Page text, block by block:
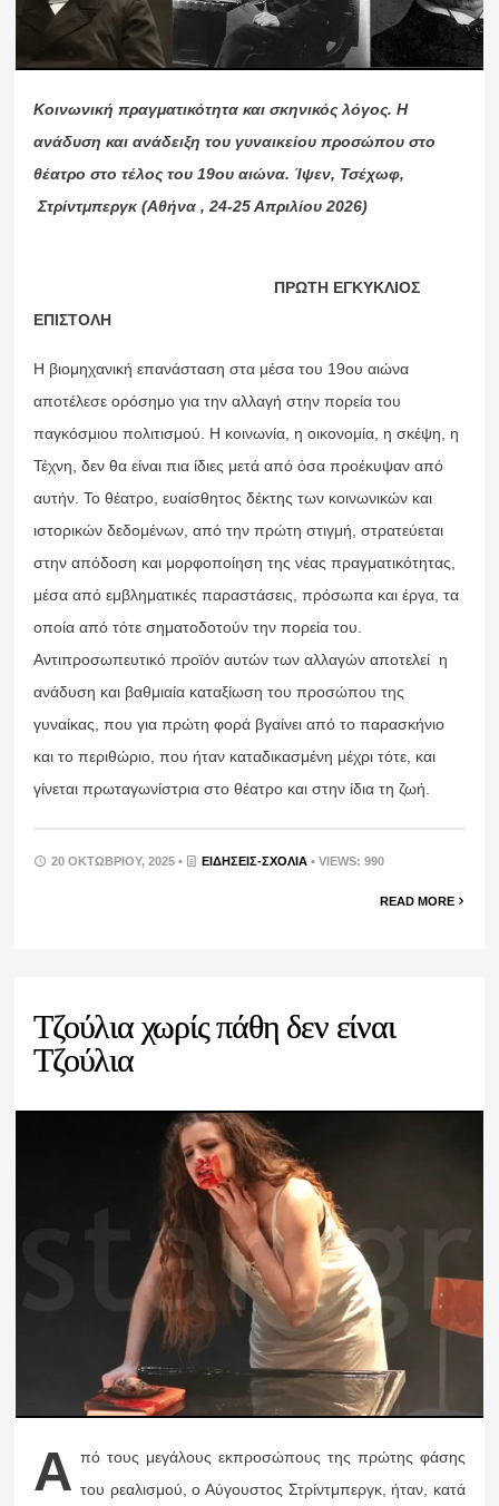
Κοινωνική πραγματικότητα και σκηνικός λόγος. Η
ανάδυση και ανάδειξη του γυναικείου προσώπου στο
θέατρο στο τέλος του 19ου αιώνα. Ίψεν, Τσέχωφ,
Στρίντμπεργκ (Αθήνα , 24-25 Απριλίου 2026)
ΠΡΩΤΗ ΕΓΚΥΚΛΙΟΣ
ΕΠΙΣΤΟΛΗ
Η βιομηχανική επανάσταση στα μέσα του 19ου αιώνα
αποτέλεσε ορόσημο για την αλλαγή στην πορεία του
παγκόσμιου πολιτισμού. Η κοινωνία, η οικονομία, η σκέψη, η
Τέχνη, δεν θα είναι πια ίδιες μετά από όσα προέκυψαν από
αυτήν. Το θέατρο, ευαίσθητος δέκτης των κοινωνικών και
ιστορικών δεδομένων, από την πρώτη στιγμή, στρατεύεται
στην απόδοση και μορφοποίηση της νέας πραγματικότητας,
μέσα από εμβληματικές παραστάσεις, πρόσωπα και έργα, τα
οποία από τότε σηματοδοτούν την πορεία του.
Αντιπροσωπευτικό προϊόν αυτών των αλλαγών αποτελεί η
ανάδυση και βαθμιαία καταξίωση του προσώπου της
γυναίκας, που για πρώτη φορά βγαίνει από το παρασκήνιο
και το περιθώριο, που ήταν καταδικασμένη μέχρι τότε, και
γίνεται πρωταγωνίστρια στο θέατρο και στην ίδια τη ζωή.
20 ΟΚΤΩΒΡΊΟΥ, 2025 • ΕΙΔΉΣΕΙΣ-ΣΧΟΛΙΑ • VIEWS: 990
READ MORE
Τζούλια χωρίς πάθη δεν είναι
Τζούλια
Α πό τους μεγάλους εκπροσώπους της πρώτης φάσης
του ρεαλισμού, ο Αύγουστος Στρίντμπεργκ, ήταν, κατά